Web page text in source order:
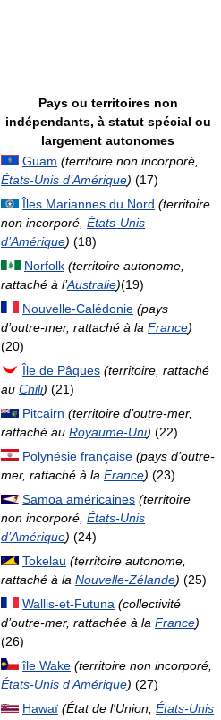
Pays ou territoires non
indépendants, à statut spécial ou
largement autonomes
Guam (territoire non incorporé,
États-Unis d’Amérique) (17)
Îles Mariannes du Nord (territoire
non incorporé, États-Unis
d’Amérique) (18)
Norfolk (territoire autonome,
rattaché à l’Australie)(19)
Nouvelle-Calédonie (pays
d’outre-mer, rattaché à la France)
(20)
Île de Pâques (territoire, rattaché
au Chili) (21)
Pitcairn (territoire d’outre-mer,
rattaché au Royaume-Uni) (22)
Polynésie française (pays d’outre-
mer, rattaché à la France) (23)
Samoa américaines (territoire
non incorporé, États-Unis
d’Amérique) (24)
Tokelau (territoire autonome,
rattaché à la Nouvelle-Zélande) (25)
Wallis-et-Futuna (collectivité
d’outre-mer, rattachée à la France)
(26)
île Wake (territoire non incorporé,
États-Unis d’Amérique) (27)
Hawaï (État de l'Union, États-Unis